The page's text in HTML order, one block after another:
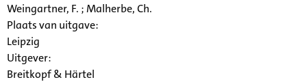
Weingartner, F. ; Malherbe, Ch.
Plaats van uitgave:
Leipzig
Uitgever:
Breitkopf & Härtel